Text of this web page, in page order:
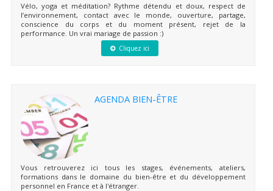
Vélo, yoga et méditation? Rythme détendu et doux, respect de
l’environnement, contact avec le monde, ouverture, partage,
conscience du corps et du moment présent, rejet de la
performance. Un vrai mariage de passion :)
Cliquez ici
AGENDA BIEN-ÊTRE
Vous retrouverez ici tous les stages, événements, ateliers,
formations dans le domaine du bien-être et du développement
personnel en France et à l'étranger.